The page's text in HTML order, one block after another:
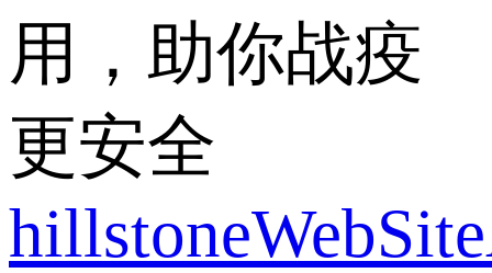
用，助你战疫
更安全